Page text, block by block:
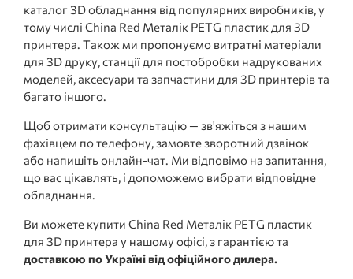
каталог 3D обладнання від популярних виробників, у
тому числі China Red Металік PETG пластик для 3D
принтера. Також ми пропонуємо витратні матеріали
для 3D друку, станції для постобробки надрукованих
моделей, аксесуари та запчастини для 3D принтерів та
багато іншого.
Щоб отримати консультацію — зв'яжіться з нашим
фахівцем по телефону, замовте зворотний дзвінок
або напишіть онлайн-чат. Ми відповімо на запитання,
що вас цікавлять, і допоможемо вибрати відповідне
обладнання.
Ви можете купити China Red Металік PETG пластик
для 3D принтера у нашому офісі, з гарантією та
доставкою по Україні від офіційного дилера.